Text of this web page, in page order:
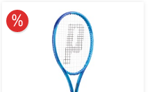
10% obniżone